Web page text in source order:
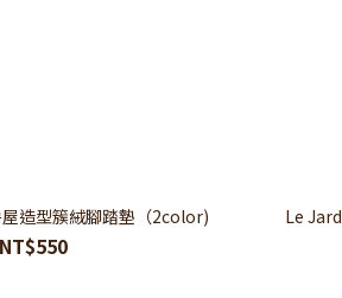
造型簇絨腳踏墊（2color)
NT$550
Le